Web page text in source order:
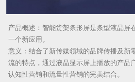
产品概述：智能货架条形屏是条型液晶屏
一个新应用。
意义： 结合了新传媒领域的品牌传播及新
流的特点，通过液晶显示屏上播放的产品
认知性营销和流量性营销的完美结合。